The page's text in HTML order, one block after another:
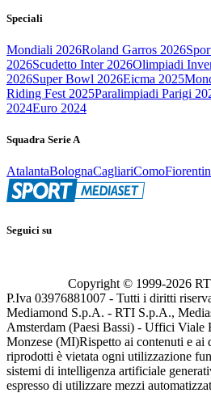
Speciali
Mondiali 2026Roland Garros 2026
2026Scudetto Inter 2026Olimpiadi
2026Super Bowl 2026Eicma 2025
Riding Fest 2025Paralimpiadi Parigi
2024Euro 2024
Squadra Serie A
AtalantaBolognaCagliariComo
Seguici su
Copyright © 1999-2026
P.Iva 03976881007 - Tutti i diritti
Mediamond S.p.A. - RTI S.p.A.,
Amsterdam (Paesi Bassi) - Uffici Viale
Monzese (MI)Rispetto ai contenuti e ai
riprodotti è vietata ogni utilizzazione
sistemi di intelligenza artificiale
espresso di utilizzare mezzi